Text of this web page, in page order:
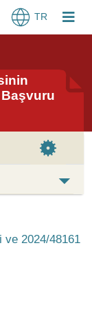
TR
Başvuru
ve 2024/48161